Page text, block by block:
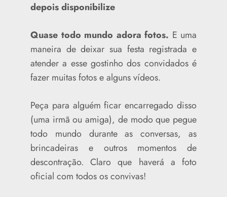
depois disponibilize
Quase todo mundo adora fotos. E uma
maneira de deixar sua festa registrada e
atender a esse gostinho dos convidados é
fazer muitas fotos e alguns vídeos.
Peça para alguém ficar encarregado disso
(uma irmã ou amiga), de modo que pegue
todo mundo durante as conversas, as
brincadeiras e outros momentos de
descontração. Claro que haverá a foto
oficial com todos os convivas!